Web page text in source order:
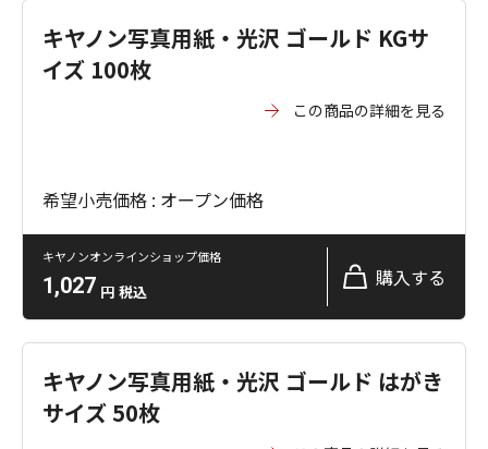
キヤノン写真用紙・光沢 ゴールド KGサ
イズ 100枚
この商品の詳細を見る
希望小売価格 : オープン価格
キヤノンオンラインショップ価格
1,027 円 税込
購入する
キヤノン写真用紙・光沢 ゴールド はがき
サイズ 50枚